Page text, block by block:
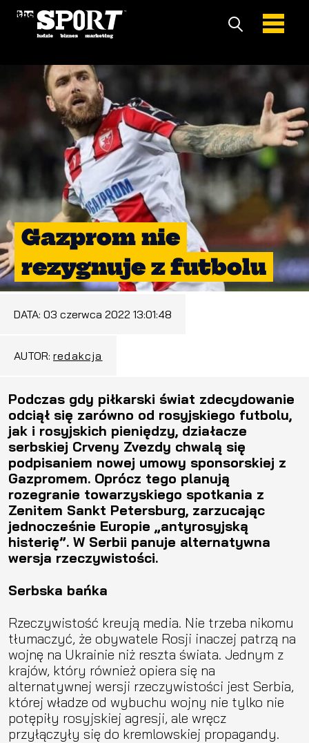
Gazprom nie
rezygnuje z futbolu
DATA: 03 czerwca 2022 13:01:48
AUTOR: redakcja
Podczas gdy piłkarski świat zdecydowanie
odciął się zarówno od rosyjskiego futbolu,
jak i rosyjskich pieniędzy, działacze
serbskiej Crveny Zvezdy chwalą się
podpisaniem nowej umowy sponsorskiej z
Gazpromem. Oprócz tego planują
rozegranie towarzyskiego spotkania z
Zenitem Sankt Petersburg, zarzucając
jednocześnie Europie „antyrosyjską
histerię”. W Serbii panuje alternatywna
wersja rzeczywistości.
Serbska bańka
Rzeczywistość kreują media. Nie trzeba nikomu
tłumaczyć, że obywatele Rosji inaczej patrzą na
wojnę na Ukrainie niż reszta świata. Jednym z
krajów, który również opiera się na
alternatywnej wersji rzeczywistości jest Serbia,
której władze od wybuchu wojny nie tylko nie
potępiły rosyjskiej agresji, ale wręcz
przyłączyły się do kremlowskiej propagandy.